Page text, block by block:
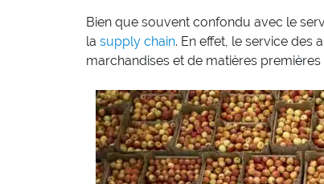
Bien que souvent confondu avec le
la supply chain. En effet, le service des
marchandises et de matières